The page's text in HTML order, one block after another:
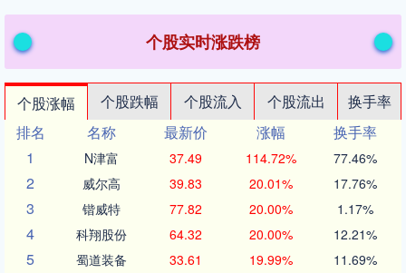
个股实时涨跌榜
个股涨幅 个股跌幅 个股流入 个股流出
换手率
排名
名称 最新价 涨幅
换手率
1
N津富 37.49 114.72% 77.46%
2 威尔高 39.83 20.01% 17.76%
3 锴威特 77.82 20.00% 1.17%
4 科翔股份 64.32 20.00% 12.21%
5 蜀道装备 33.61 19.99% 11.69%